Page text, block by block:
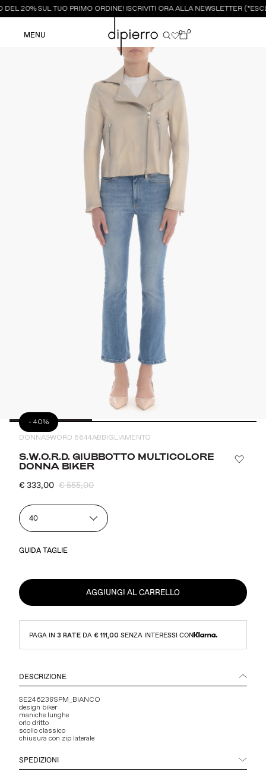
DEL 20% SUL TUO PRIMO ORDINE! ISCRIVITI ORA ALLA NEWSLETTER
MENU 0 0
DONNASWORD 6644ABBIGLIAMENTO
- 40%
S.W.O.R.D. GIUBBOTTO MULTICOLORE
DONNA BIKER
€ 333,00 € 555,00
40
GUIDA TAGLIE
AGGIUNGI AL CARRELLO
PAGA IN 3 RATE DA € 111,00 SENZA INTERESSI CON
DESCRIZIONE
SE246238SPM_BIANCO
design biker
maniche lunghe
orlo dritto
scollo classico
chiusura con zip laterale
SPEDIZIONI